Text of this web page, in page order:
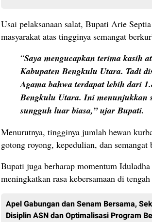
Usai pelaksanaan salat, Bupati Arie
masyarakat atas tingginya semangat
“Saya mengucapkan terima kasih
Kabupaten Bengkulu Utara. Tadi
Agama bahwa terdapat lebih dari
Bengkulu Utara. Ini menunjukkan
sungguh luar biasa,” ujar Bupati.
Menurutnya, tingginya jumlah hewan
gotong royong, kepedulian, dan semangat
Bupati juga berharap momentum
meningkatkan rasa kebersamaan di
Apel Gabungan dan Senam Bersama,
Disiplin ASN dan Optimalisasi Program